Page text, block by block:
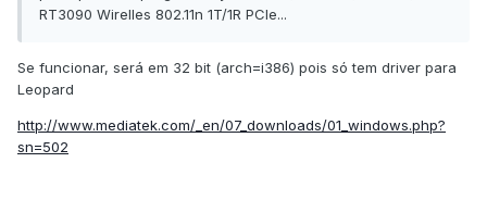
RT3090 Wirelles 802.11n 1T/1R PCIe...
Se funcionar, será em 32 bit (arch=i386) pois só tem driver para
Leopard
http://www.mediatek.com/_en/07_downloads/01_windows.php?
sn=502